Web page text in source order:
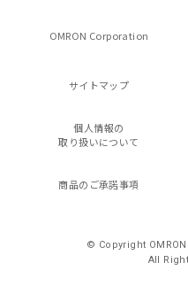
OMRON Corporation
サイトマップ
個人情報の
取り扱いについて
商品のご承諾事項
© Copyright
All